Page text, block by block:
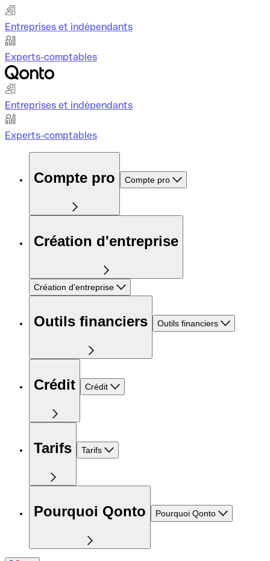
Entreprises et indépendants
Experts-comptables
Entreprises et indépendants
Experts-comptables
Compte pro Compte pro
Création d'entreprise
Création d'entreprise
Outils financiers Outils financiers
Crédit Crédit
Tarifs Tarifs
Pourquoi Qonto Pourquoi Qonto